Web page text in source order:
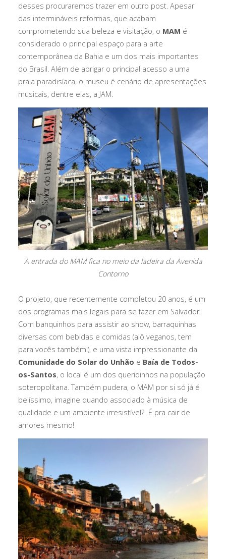
desses procuraremos trazer em outro post. Apesar
das intermináveis reformas, que acabam
comprometendo sua beleza e visitação, o MAM é
considerado o principal espaço para a arte
contemporânea da Bahia e um dos mais importantes
do Brasil. Além de abrigar o principal acesso a uma
praia paradisíaca, o museu é cenário de apresentações
musicais, dentre elas, a JAM.
A entrada do MAM fica no meio da ladeira da Avenida
Contorno
O projeto, que recentemente completou 20 anos, é um
dos programas mais legais para se fazer em Salvador.
Com banquinhos para assistir ao show, barraquinhas
diversas com bebidas e comidas (alô veganos, tem
para vocês também!), e uma vista impressionante da
Comunidade do Solar do Unhão e Baía de Todos-
os-Santos, o local é um dos queridinhos na população
soteropolitana. Também pudera, o MAM por si só já é
belíssimo, imagine quando associado à música de
qualidade e um ambiente irresistível? É pra cair de
amores mesmo!